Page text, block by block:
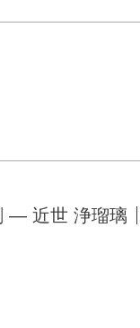
— 近世 浄瑠璃